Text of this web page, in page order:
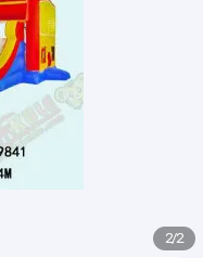
2
/
2